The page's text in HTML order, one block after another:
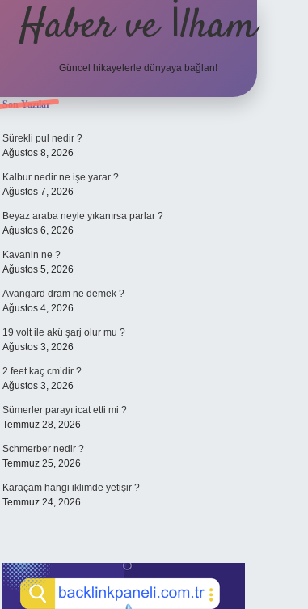
Haber ve İlham
Güncel hikayelerle dünyaya bağlan!
Sidebar
Son Yazılar
Sürekli pul nedir ?
Ağustos 8, 2026
Kalbur nedir ne işe yarar ?
Ağustos 7, 2026
Beyaz araba neyle yıkanırsa parlar ?
Ağustos 6, 2026
Kavanin ne ?
Ağustos 5, 2026
Avangard dram ne demek ?
Ağustos 4, 2026
19 volt ile akü şarj olur mu ?
Ağustos 3, 2026
2 feet kaç cm’dir ?
Ağustos 3, 2026
Sümerler parayı icat etti mi ?
Temmuz 28, 2026
Schmerber nedir ?
Temmuz 25, 2026
Karaçam hangi iklimde yetişir ?
Temmuz 24, 2026